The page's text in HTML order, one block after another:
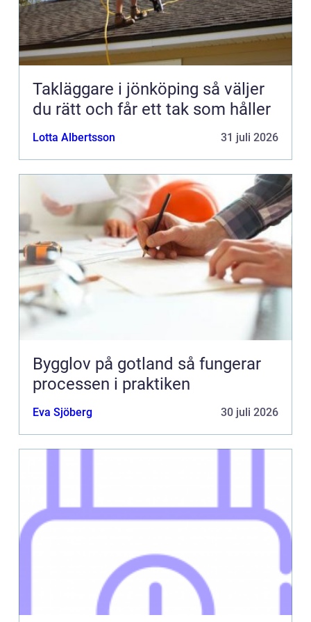
Takläggare i jönköping så väljer
du rätt och får ett tak som håller
Lotta Albertsson 31 juli 2026
Bygglov på gotland så fungerar
processen i praktiken
Eva Sjöberg 30 juli 2026